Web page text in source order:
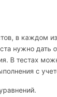
в каждом
нужно
В тестах
с